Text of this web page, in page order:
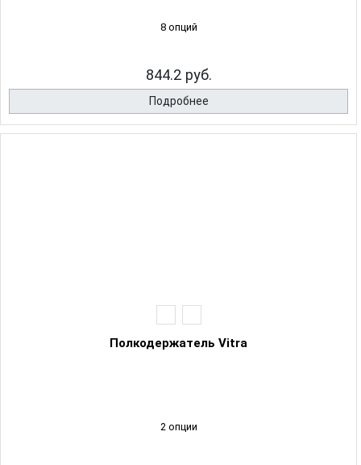
8 опций
844.2 руб.
Подробнее
Полкодержатель Vitra
2 опции